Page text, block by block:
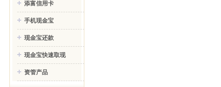
添富信用卡
手机现金宝
现金宝还款
现金宝快速取现
资管产品